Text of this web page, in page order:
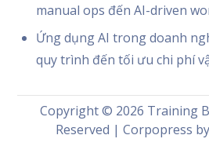
manual ops đến AI-driven
Ứng dụng AI trong doanh
quy trình đến tối ưu chi phí
Copyright © 2026 Training
Reserved | Corpopress by